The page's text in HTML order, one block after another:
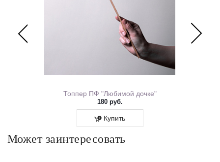
Топпер ПФ "Любимой дочке"
180 руб.
Купить
Может заинтересовать